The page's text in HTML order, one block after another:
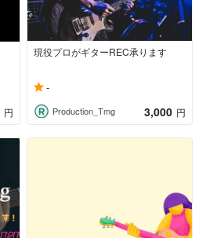
円
現役プロがギターREC承ります
-
Production_Tmg 3,000 円